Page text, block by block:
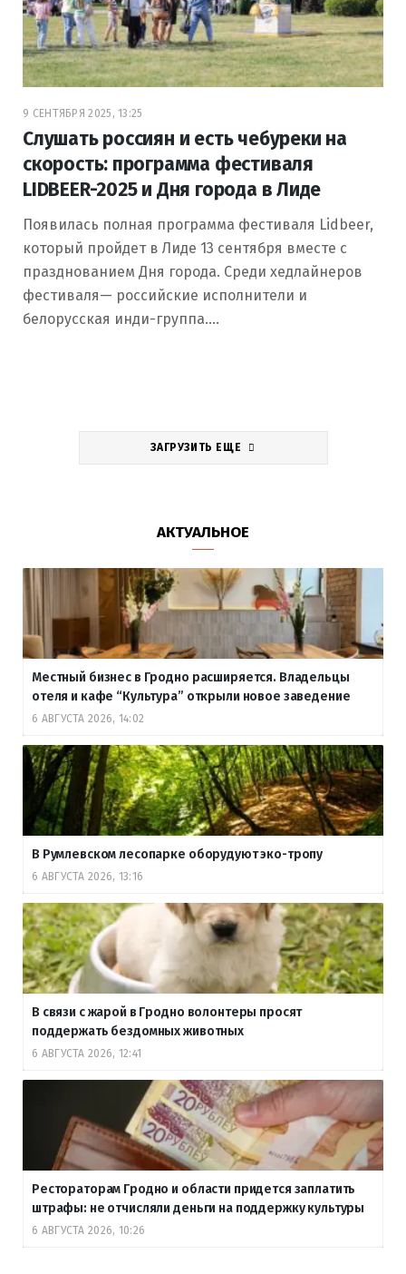
9 СЕНТЯБРЯ 2025, 13:25
Слушать россиян и есть чебуреки на
скорость: программа фестиваля
LIDBEER-2025 и Дня города в Лиде
Появилась полная программа фестиваля Lidbeer,
который пройдет в Лиде 13 сентября вместе с
празднованием Дня города. Среди хедлайнеров
фестиваля— российские исполнители и
белорусская инди-группа.…
ЗАГРУЗИТЬ ЕЩЕ
АКТУАЛЬНОЕ
Местный бизнес в Гродно расширяется. Владельцы
отеля и кафе “Культура” открыли новое заведение
6 АВГУСТА 2026, 14:02
В Румлевском лесопарке оборудуют эко-тропу
6 АВГУСТА 2026, 13:16
В связи с жарой в Гродно волонтеры просят
поддержать бездомных животных
6 АВГУСТА 2026, 12:41
Рестораторам Гродно и области придется заплатить
штрафы: не отчисляли деньги на поддержку культуры
6 АВГУСТА 2026, 10:26